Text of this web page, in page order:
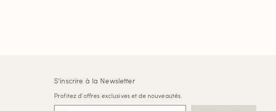
S'inscrire à la Newsletter
Profitez d'offres exclusives et de nouveautés.